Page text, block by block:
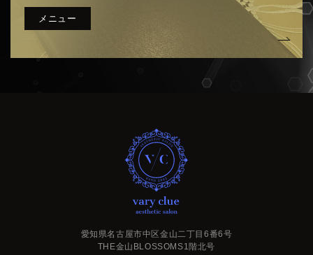
very clue
愛知県名古屋市中区金山二丁目6番6号
THE金山BLOSSOMS1階北号